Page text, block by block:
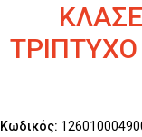
Κωδικός: